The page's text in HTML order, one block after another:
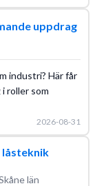
uppdrag
industri? Här får
roller som
2026-08-31
låsteknik
län